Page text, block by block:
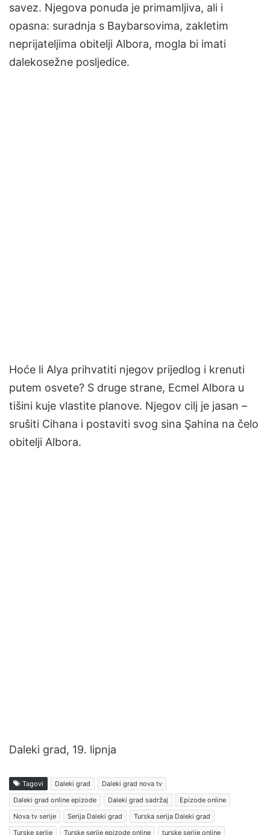
savez. Njegova ponuda je primamljiva, ali i
opasna: suradnja s Baybarsovima, zakletim
neprijateljima obitelji Albora, mogla bi imati
dalekosežne posljedice.
Hoće li Alya prihvatiti njegov prijedlog i krenuti
putem osvete? S druge strane, Ecmel Albora u
tišini kuje vlastite planove. Njegov cilj je jasan –
srušiti Cihana i postaviti svog sina Şahina na čelo
obitelji Albora.
Daleki grad, 19. lipnja
Tagovi Daleki grad
Daleki grad nova tv
Daleki grad online epizode
Daleki grad sadržaj
Epizode online
Nova tv serije
Serija Daleki grad
Turska serija Daleki grad
Turske serije
Turske serije epizode online turske serije online